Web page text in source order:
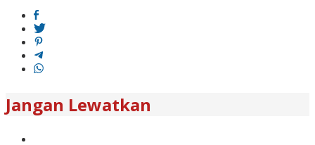
Jangan Lewatkan